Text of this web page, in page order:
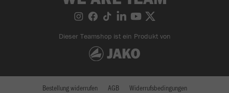
Dieser Teamshop ist ein Produkt von
Bestellung widerrufen AGB
Widerrufsbedingungen